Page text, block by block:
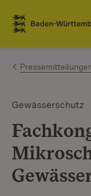
Zum Inhalt
Link zur
Gewässerschutz